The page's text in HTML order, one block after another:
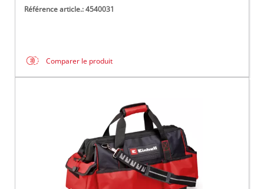
Référence article.: 4540031
Comparer le produit